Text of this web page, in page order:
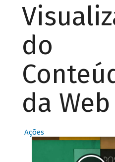
do
da Web
Ações